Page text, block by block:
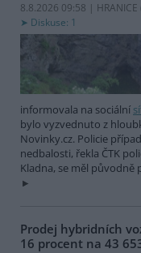
8.8.2026 09:58 | HRANICE
Diskuse: 1
informovala na sociální
bylo vyzvednuto z
Novinky.cz. Policie
nedbalosti, řekla ČTK
Kladna, se měl původně
Prodej hybridních
16 procent na 43